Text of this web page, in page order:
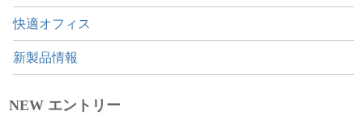
快適オフィス
新製品情報
NEW エントリー